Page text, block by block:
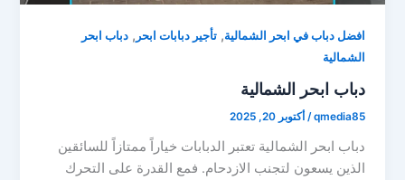
افضل دباب في ابحر الشمالية,تأجير دبابات ابحر ,دباب ابحر
الشمالية
دباب ابحر الشمالية
qmedia85
/أكتوبر 20, 2025
دباب ابحر الشمالية تعتبر الدبابات خياراً ممتازاً للسائقين
الذين يسعون لتجنب الازدحام. فمع القدرة على التحرك